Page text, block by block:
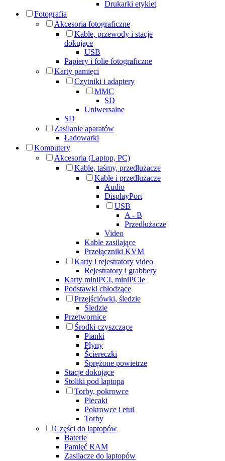
Drukarki etykiet
Fotografia
Akcesoria fotograficzne
Kable, przewody i stacje
dokujące
USB
Papiery i folie fotograficzne
Karty pamięci
Czytniki i adaptery
MMC
SD
Uniwersalne
SD
Zasilanie aparatów
Ładowarki
Komputery
Akcesoria (Laptop, PC)
Kable, taśmy, przedłużacze
Kable i przedłużacze
Audio
DisplayPort
USB
A - B
Przedłużacze
Video
Kable zasilające
Przełączniki KVM
Karty i rejestratory video
Rejestratory i grabbery
Karty miniPCI, miniPCIe
Podstawki chłodzące
Przejściówki, śledzie
Śledzie
Przetwornice
Środki czyszczące
Pianki
Płyny
Ściereczki
Sprężone powietrze
Stacje dokujące
Stoliki pod laptopa
Torby, pokrowce
Plecaki
Pokrowce i etui
Torby
Części do laptopów
Baterie
Pamięć RAM
Zasilacze do laptopów